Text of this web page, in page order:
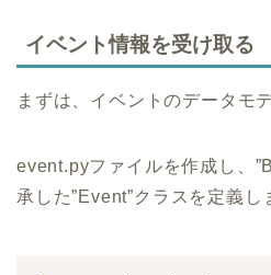
イベント情報を受け取る
まずは、イベントのデータモ
event.pyファイルを作成し、
承した”Event”クラスを定義し